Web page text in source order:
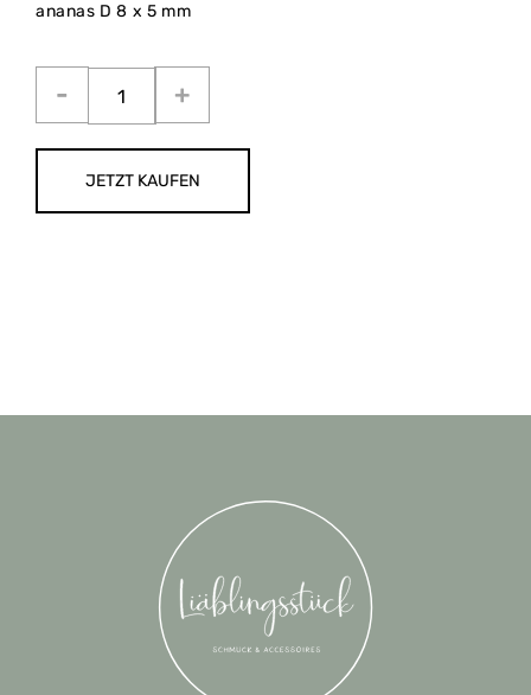
ananas D 8 x 5 mm
JETZT KAUFEN